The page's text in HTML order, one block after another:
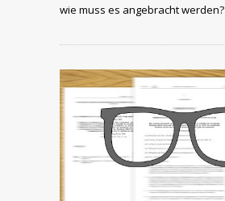
wie muss es angebracht werden?